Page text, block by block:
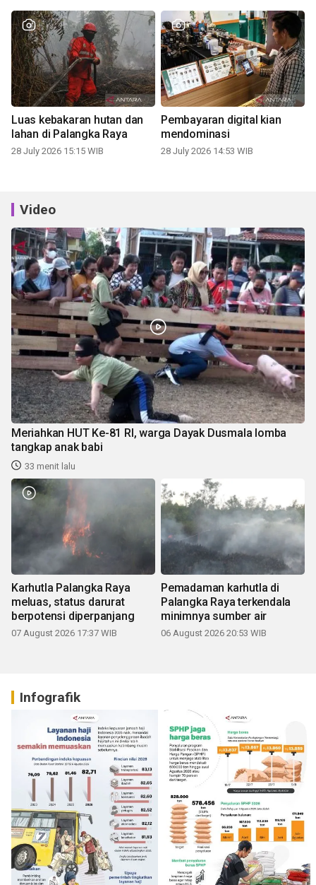
Luas kebakaran hutan dan
lahan di Palangka Raya
28 July 2026 15:15 WIB
Pembayaran digital kian
mendominasi
28 July 2026 14:53 WIB
Video
Meriahkan HUT Ke-81 RI, warga Dayak Dusmala lomba
tangkap anak babi
33 menit lalu
Karhutla Palangka Raya
meluas, status darurat
berpotensi diperpanjang
07 August 2026 17:37 WIB
Pemadaman karhutla di
Palangka Raya terkendala
minimnya sumber air
06 August 2026 20:53 WIB
Infografik